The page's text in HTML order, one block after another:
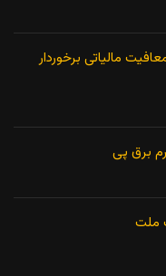
مالیاتی برخوردار
برق پی
ملت